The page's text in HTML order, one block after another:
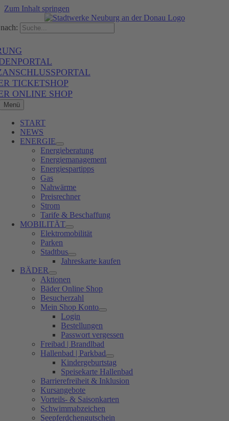
Zum Inhalt springen
TICKETSHOP
ONLINE SHOP
Menü
START
NEWS
ENERGIE
Energieberatung
Energiemanagement
Energiespartipps
Gas
Nahwärme
Preisrechner
Strom
Tarife & Beschaffung
MOBILITÄT
Elektromobilität
Parken
Stadtbus
Jahreskarte kaufen
BÄDER
Aktionen
Bäder Online Shop
Besucherzahl
Mein Shop Konto
Login
Bestellungen
Passwort vergessen
Freibad | Brandlbad
Hallenbad | Parkbad
Kindergeburtstag
Speisekarte Hallenbad
Barrierefreiheit & Inklusion
Kursangebote
Vorteils- & Saisonkarten
Schwimmabzeichen
Seepferdchengutschein